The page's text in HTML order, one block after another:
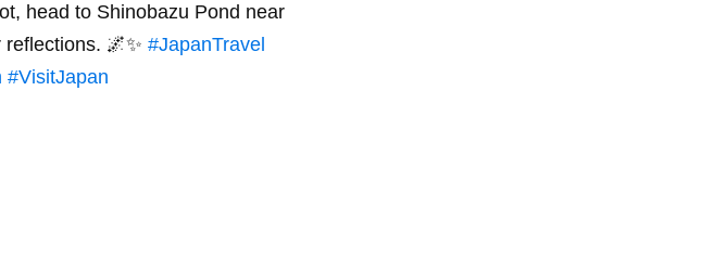
head to Shinobazu Pond near
🌌✨ #JapanTravel
#VisitJapan